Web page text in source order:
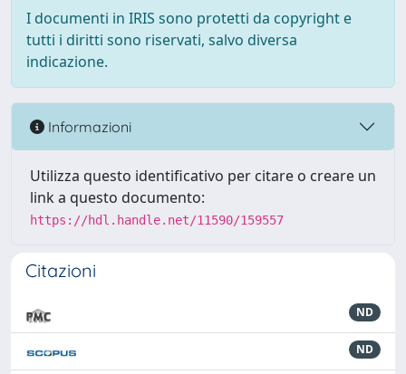
I documenti in IRIS sono protetti da copyright e
tutti i diritti sono riservati, salvo diversa
indicazione.
Informazioni
Utilizza questo identificativo per citare o creare un
link a questo documento:
https://hdl.handle.net/11590/159557
Citazioni
ND
ND